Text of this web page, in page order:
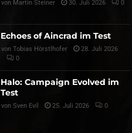
von Martin Steiner 30. Juli 2026 0
Echoes of Aincrad im Test
von Tobias Hörstlhofer
28. Juli 2026
0
Halo: Campaign Evolved im
Test
von Sven Evil 25. Juli 2026 0